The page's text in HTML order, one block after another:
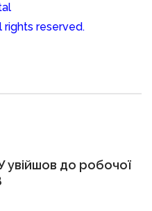
reserved.
до робочої